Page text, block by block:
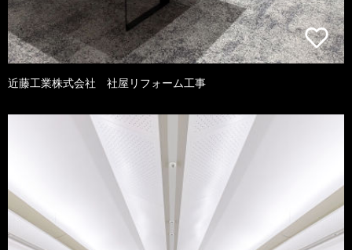
近藤工業株式会社 社屋リフォーム工事